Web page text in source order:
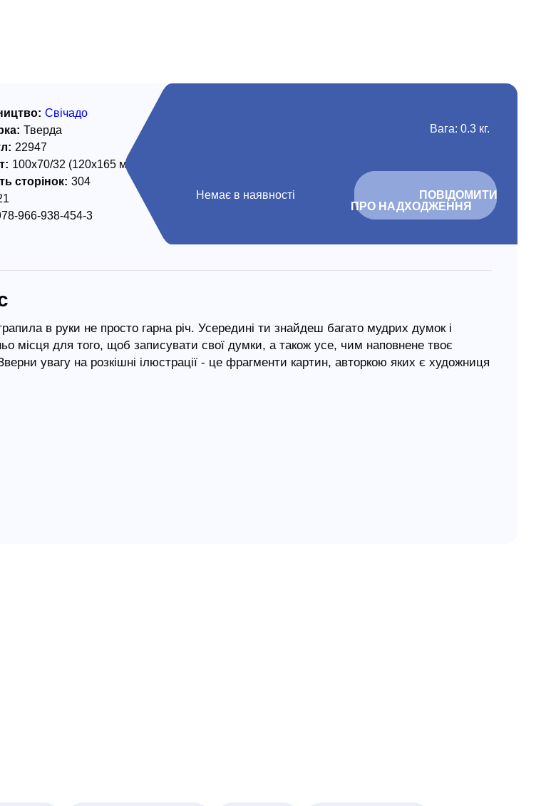
Вага: 0.3 кг.
Немає в наявності
ПРО НАДХОДЖЕННЯ
Свічадо
Тверда
22947
100х70/32 (120х165 мм)
сторінок: 304
966-938-454-3
в руки не просто гарна річ. Усередині ти знайдеш багато мудрих думок і
місця для того, щоб записувати свої думки, а також усе, чим наповнене твоє
увагу на розкішні ілюстрації - це фрагменти картин, авторкою яких є художниця